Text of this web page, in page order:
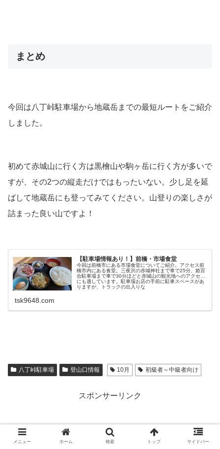
まとめ
今回は八丁峠駐車場から地蔵岳までの最短ルートをご紹介
しました。
初めて赤城山に行く方は黒檜山や駒ヶ岳に行く方が多いで
すが、その2つの縦走だけではもったいない。少し足を延
ばして地蔵岳にも登ってみてください。山登りの楽しさが
詰まった良い山ですよ！
【駐車場情報あり！】前橋・市場食堂
今回は前橋市にある市場食堂についてご紹介。アクセス前
橋市内にある食堂。三夜沢の赤城神社まで車で25分、姫百
合駐車場まで車で30分ほどと赤城山の観光地へのアクセス
にも適しています。駐車場お店の手前に駐車スペースがあ
りますが、トラックの出入りな
tsk9648.com
八丁峠駐車場 登山口情報 10月 初級者～中級者向け
スポンサーリンク
メニュー ホーム 検索 トップ サイドバー